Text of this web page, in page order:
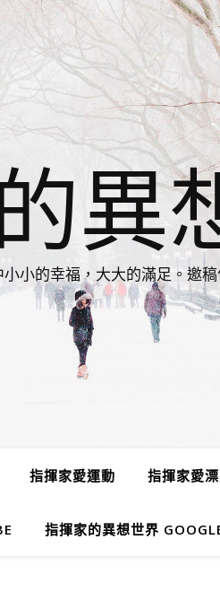
異
小的幸福，大大的滿足。邀
指揮家愛運動 指揮家愛
指揮家的異想世界